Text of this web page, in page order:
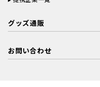
グッズ通販
お問い合わせ